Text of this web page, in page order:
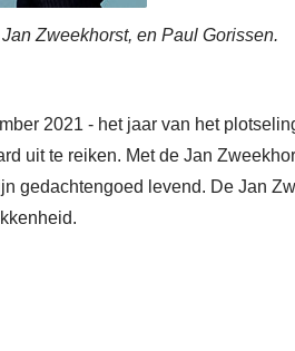
Zweekhorst, en Paul Gorissen.
2021 - het jaar van het
uit te reiken. Met de Jan
gedachtengoed levend. De Jan